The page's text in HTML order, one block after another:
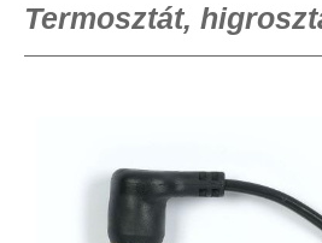
Termosztát,